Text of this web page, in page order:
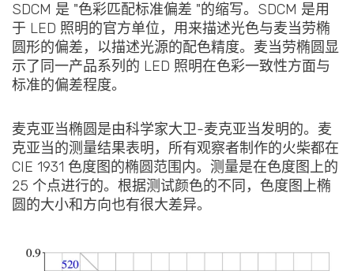
SDCM 是 "色彩匹配标准偏差 "的缩写。SDCM 是用
于 LED 照明的官方单位，用来描述光色与麦当劳椭
圆形的偏差，以描述光源的配色精度。麦当劳椭圆显
示了同一产品系列的 LED 照明在色彩一致性方面与
标准的偏差程度。
麦克亚当椭圆是由科学家大卫-麦克亚当发明的。麦
克亚当的测量结果表明，所有观察者制作的火柴都在
CIE 1931 色度图的椭圆范围内。测量是在色度图上的
25 个点进行的。根据测试颜色的不同，色度图上椭
圆的大小和方向也有很大差异。